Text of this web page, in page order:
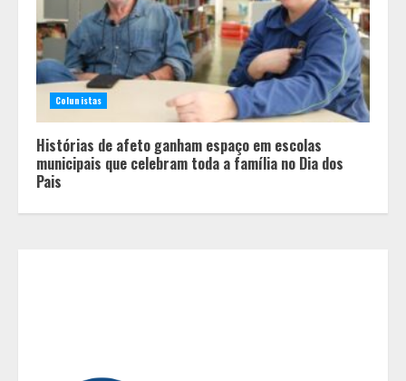
Colunistas
Histórias de afeto ganham espaço em escolas
municipais que celebram toda a família no Dia dos
Pais
2
Sebrae Minas amplia atendimento
em Libras e facilita acesso
gratuito de empreendedores com
deficiência auditiva
Guanabara tem diversas opções de
vinhos para presentear o seu pai.
Descubra como escolher o que mais